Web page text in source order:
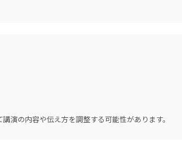
演の内容や伝え方を調整する可能性があります。